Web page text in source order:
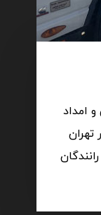
امداد
تهران